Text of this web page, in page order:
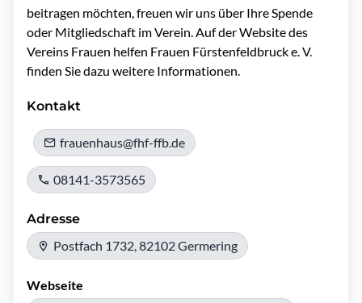
beitragen möchten, freuen wir uns über Ihre Spende
oder Mitgliedschaft im Verein. Auf der Website des
Vereins Frauen helfen Frauen Fürstenfeldbruck e. V.
Kontakt
frauenhaus@fhf-ffb.de
08141-3573565
Adresse
Postfach 1732, 82102 Germering
Webseite